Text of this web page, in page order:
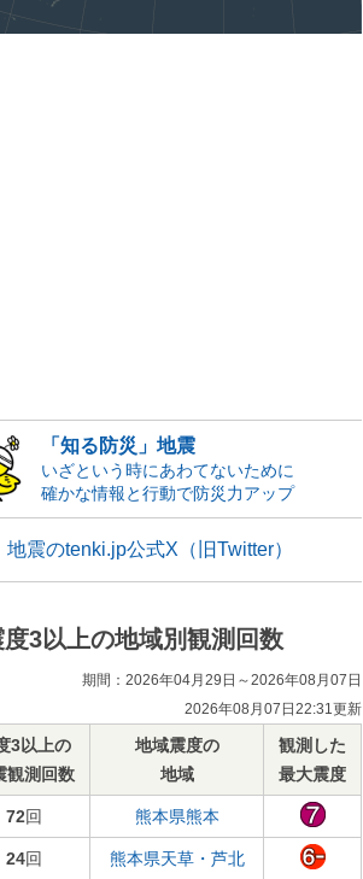
「知る防災」地震
いざという時にあわてないために
確かな情報と行動で防災力アップ
地震のtenki.jp公式X（旧Twitter）
度3以上の地域別観測回数
期間：2026年04月29日～2026年08月07日
2026年08月07日22:31更新
3以上の
観測回数
地域震度の
地域
観測した
最大震度
72回 熊本県熊本
24回 熊本県天草・芦北